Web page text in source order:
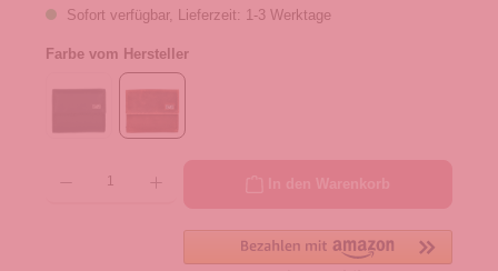
Sofort verfügbar, Lieferzeit: 1-3 Werktage
Farbe vom Hersteller